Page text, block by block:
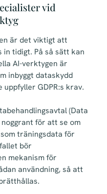
vid
är det viktigt att
tidigt. På så sätt kan
AI-verktygen är
inbyggt dataskydd
uppfyller GDPR:s krav.
(Data
noggrant för att se om
träningsdata för
bör
mekanism för
användning, så att